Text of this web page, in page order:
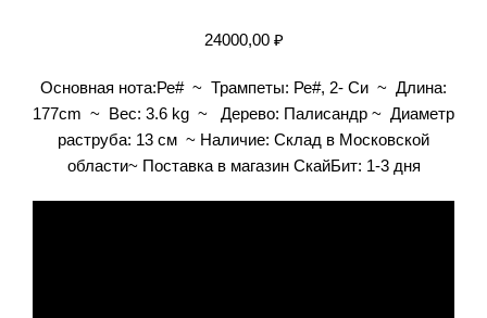
24000,00 ₽
Основная нота:Ре# ~ Трампеты: Ре#, 2- Си ~ Длина:
177cm ~ Вес: 3.6 kg ~ Дерево: Палисандр ~ Диаметр
раструба: 13 cм ~ Наличие: Склад в Московской
области~ Поставка в магазин СкайБит: 1-3 дня